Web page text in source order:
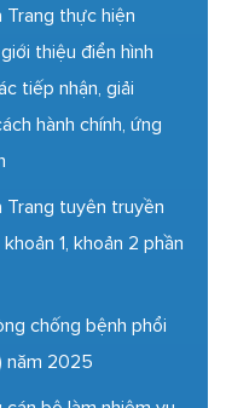
Trang thực hiện
thiệu điển hình
tiếp nhận, giải
hành chính, ứng
Trang tuyên truyền
1, khoản 2 phần
chống bệnh phổi
năm 2025